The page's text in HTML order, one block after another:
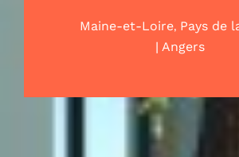
Maine-et-Loire, Pays de
| Angers